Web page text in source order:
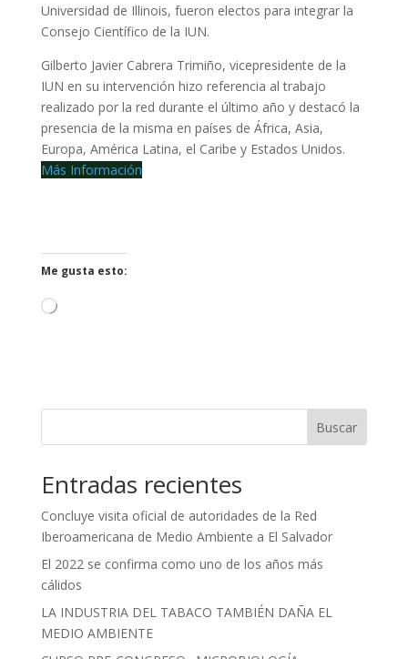
Universidad de Illinois, fueron electos para integrar la
Consejo Científico de la IUN.
Gilberto Javier Cabrera Trimiño, vicepresidente de la
IUN en su intervención hizo referencia al trabajo
realizado por la red durante el último año y destacó la
presencia de la misma en países de África, Asia,
Europa, América Latina, el Caribe y Estados Unidos.
Más Información
Me gusta esto:
Cargando...
Buscar
Entradas recientes
Concluye visita oficial de autoridades de la Red
Iberoamericana de Medio Ambiente a El Salvador
El 2022 se confirma como uno de los años más
cálidos
LA INDUSTRIA DEL TABACO TAMBIÉN DAÑA EL
MEDIO AMBIENTE